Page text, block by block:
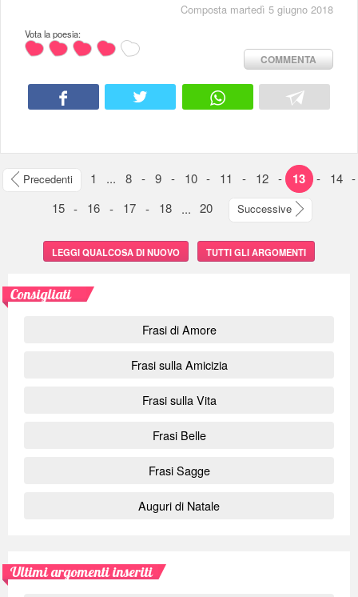
Composta martedì 5 giugno 2018
Vota la poesia:
COMMENTA
Precedenti 1 ... 8 - 9 - 10 - 11 - 12 - 13 - 14 -
15 - 16 - 17 - 18 ... 20 Successive
LEGGI QUALCOSA DI NUOVO TUTTI GLI ARGOMENTI
Consigliati
Frasi di Amore
Frasi sulla Amicizia
Frasi sulla Vita
Frasi Belle
Frasi Sagge
Auguri di Natale
Ultimi argomenti inseriti